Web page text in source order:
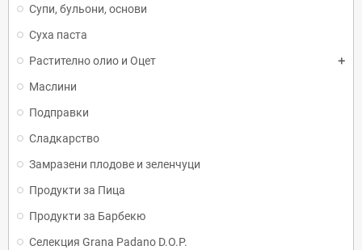
Супи, бульони, основи
Суха паста
Растително олио и Оцет
Маслини
Подправки
Сладкарство
Замразени плодове и зеленчуци
Продукти за Пица
Продукти за Барбекю
Селекция Grana Padano D.O.P.